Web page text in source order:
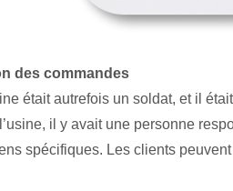
des commandes
était autrefois un soldat, et il
il y avait une personne
spécifiques. Les clients